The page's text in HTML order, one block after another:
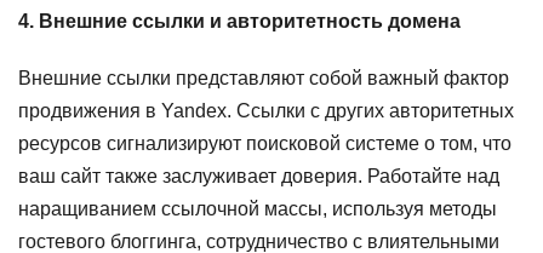
4. Внешние ссылки и авторитетность домена
Внешние ссылки представляют собой важный фактор
продвижения в Yandex. Ссылки с других авторитетных
ресурсов сигнализируют поисковой системе о том, что
ваш сайт также заслуживает доверия. Работайте над
наращиванием ссылочной массы, используя методы
гостевого блоггинга, сотрудничество с влиятельными